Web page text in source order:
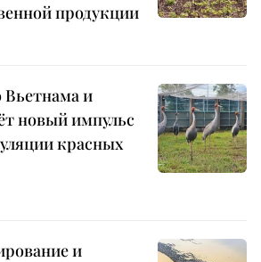
продукции
Вьетнама и
новый импульс
красных
и